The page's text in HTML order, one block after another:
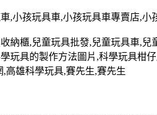
,小孩玩具車,小孩玩具車專賣店,小
納櫃,兒童玩具批發,兒童玩具車,兒
玩具的製作方法圖片 ,科學玩具柑
,高雄科學玩具,賽先生,賽先生